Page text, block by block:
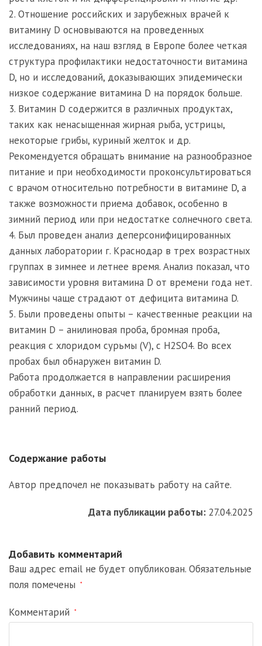
2. Отношение российских и зарубежных врачей к
витамину D основываются на проведенных
исследованиях, на наш взгляд в Европе более четкая
структура профилактики недостаточности витамина
D, но и исследований, доказывающих эпидемически
низкое содержание витамина D на порядок больше.
3. Витамин D содержится в различных продуктах,
таких как ненасыщенная жирная рыба, устрицы,
некоторые грибы, куриный желток и др.
Рекомендуется обращать внимание на разнообразное
питание и при необходимости проконсультироваться
с врачом относительно потребности в витамине D, а
также возможности приема добавок, особенно в
зимний период или при недостатке солнечного света.
4. Был проведен анализ деперсонифицированных
данных лаборатории г. Краснодар в трех возрастных
группах в зимнее и летнее время. Анализ показал, что
зависимости уровня витамина D от времени года нет.
Мужчины чаще страдают от дефицита витамина D.
5. Были проведены опыты – качественные реакции на
витамин D – анилиновая проба, бромная проба,
реакция с хлоридом сурьмы (V), с H2SO4. Во всех
пробах был обнаружен витамин D.
Работа продолжается в направлении расширения
обработки данных, в расчет планируем взять более
ранний период.
Содержание работы
Автор предпочел не показывать работу на сайте.
Дата публикации работы: 27.04.2025
Добавить комментарий
Ваш адрес email не будет опубликован. Обязательные
поля помечены
*
Комментарий *